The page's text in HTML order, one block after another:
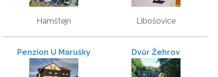
Hamštejn Libošovice
Penzion U Marušky Dvůr Žehrov